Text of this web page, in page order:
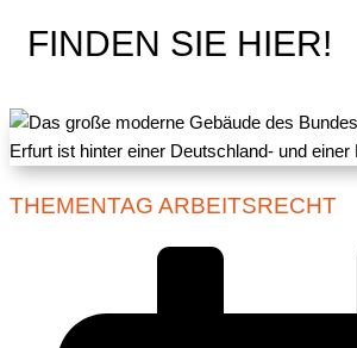
FINDEN SIE HIER!
THEMENTAG ARBEITSRECHT